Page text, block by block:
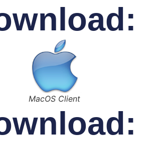
MacOS Client